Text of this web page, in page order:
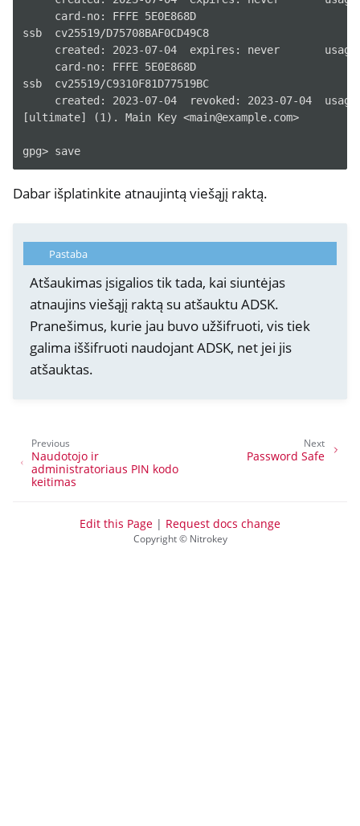
     card-no: FFFE 5E0E868D
ssb  cv25519/D75708BAF0CD49C8
created: 2023-07-04  expires: never
     card-no: FFFE 5E0E868D
ssb  cv25519/C9310F81D77519BC
created: 2023-07-04  revoked: 2023-07-04
[ultimate] (1). Main Key <main@example.com>
Dabar išplatinkite atnaujintą viešąjį raktą.
Pastaba
Atšaukimas įsigalios tik tada, kai siuntėjas
atnaujins viešąjį raktą su atšauktu ADSK.
Pranešimus, kurie jau buvo užšifruoti, vis tiek
galima iššifruoti naudojant ADSK, net jei jis
atšauktas.
Next
Password Safe
Previous
Naudotojo ir
administratoriaus PIN kodo
keitimas
Copyright © Nitrokey
Edit this Page | Request docs change